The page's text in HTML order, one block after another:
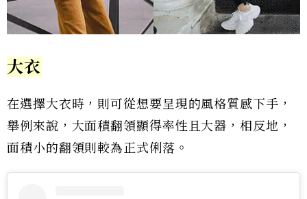
大衣
在選擇大衣時，則可從想要呈現的風格質感下手，
舉例來說，大面積翻領顯得率性且大器，相反地，
面積小的翻領則較為正式俐落。